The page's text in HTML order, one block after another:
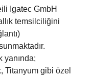
Igatec GmbH
temsilciliğini
yanında;
Titanyum gibi özel